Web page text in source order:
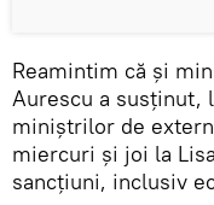
Reamintim că și
Aurescu a susținut,
miniștrilor de
miercuri și joi la
sancțiuni, inclusiv